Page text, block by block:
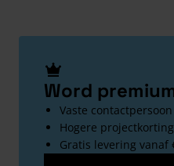
Word
Vaste contactpersoon
Hogere projectkorting
Gratis levering vanaf